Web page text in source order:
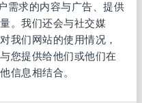
需求的内容与广告、提供
。我们还会与社交媒
我们网站的使用情况，
您提供给他们或他们在
信息相结合。
取带有RFID标签的
送中心/生产车间
，将七对生产的影
可提供每分钟37米